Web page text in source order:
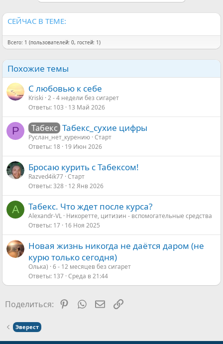
СЕЙЧАС В ТЕМЕ:
Всего: 1 (пользователей: 0, гостей: 1)
Похожие темы
С любовью к себе
Kriski 2 - 4 недели без сигарет
Ответы 103 13 Май 2026
Р Табекс Табекс_сухие цифры
Руслан_нет_курению Старт
Ответы 18 19 Июн 2026
Бросаю курить с Табексом!
Razved4ik77 Старт
Ответы 328 12 Янв 2026
A Табекс. Что ждет после курса?
Alexandr-VL Никоретте, цитизин - вспомогательные средства
Ответы 17 16 Ноя 2025
Новая жизнь никогда не даётся даром (не
курю только сегодня)
Олька) 6 - 12 месяцев без сигарет
Ответы 137 Среда в 21:44
Поделиться: Pinterest
WhatsAppЭлектронная почта
Ссылка
Эверест